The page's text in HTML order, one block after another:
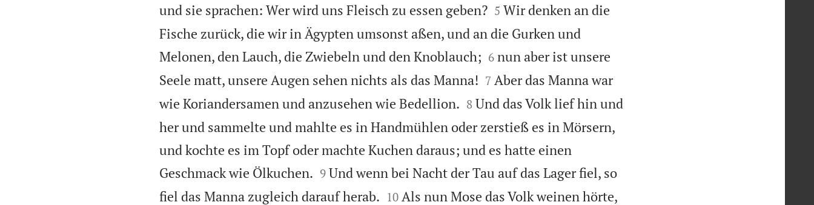
und sie sprachen: Wer wird uns Fleisch zu essen geben?
5 Wir denken an die
Fische zurück, die wir in Ägypten umsonst aßen, und an die Gurken und
Melonen, den Lauch, die Zwiebeln und den Knoblauch;
6 nun aber ist unsere
Seele matt, unsere Augen sehen nichts als das Manna!
7 Aber das Manna war
wie Koriandersamen und anzusehen wie Bedellion.
8 Und das Volk lief hin und
her und sammelte und mahlte es in Handmühlen oder zerstieß es in Mörsern,
und kochte es im Topf oder machte Kuchen daraus; und es hatte einen
Geschmack wie Ölkuchen.
9 Und wenn bei Nacht der Tau auf das Lager fiel, so
fiel das Manna zugleich darauf herab.
10 Als nun Mose das Volk weinen hörte,